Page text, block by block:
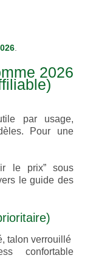
.
2026
par usage,
Pour une
le prix” sous
le guide des
talon verrouillé
confortable